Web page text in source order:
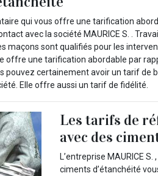
qui vous offre une tarification
avec la société MAURICE S. .
maçons sont qualifiés pour les
offre une tarification abordable par
pouvez certainement avoir un tarif de
Elle offre aussi un tarif de fidélité.
Les tarifs de
avec des
L’entreprise MAURICE
ciments d’étanchéité